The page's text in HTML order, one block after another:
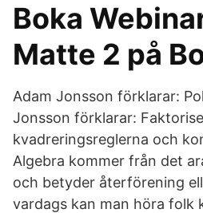
Boka
Matte 2 på
Adam Jonsson förklarar:
Jonsson förklarar:
kvadreringsreglerna och
Algebra kommer från det
och betyder återförening
vardags kan man höra folk